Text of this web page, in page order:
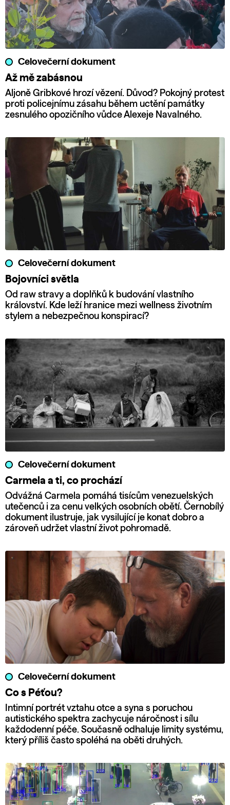
Celovečerní dokument
Až mě zabásnou
Aljoně Gribkové hrozí vězení. Důvod? Pokojný protest
proti policejnímu zásahu během uctění památky
zesnulého opozičního vůdce Alexeje Navalného.
Celovečerní dokument
Bojovníci světla
Od raw stravy a doplňků k budování vlastního
království. Kde leží hranice mezi wellness životním
stylem a nebezpečnou konspirací?
Celovečerní dokument
Carmela a ti, co prochází
Odvážná Carmela pomáhá tisícům venezuelských
utečenců i za cenu velkých osobních obětí. Černobílý
dokument ilustruje, jak vysilující je konat dobro a
zároveň udržet vlastní život pohromadě.
Celovečerní dokument
Co s Péťou?
Intimní portrét vztahu otce a syna s poruchou
autistického spektra zachycuje náročnost i sílu
každodenní péče. Současně odhaluje limity systému,
který příliš často spoléhá na oběti druhých.